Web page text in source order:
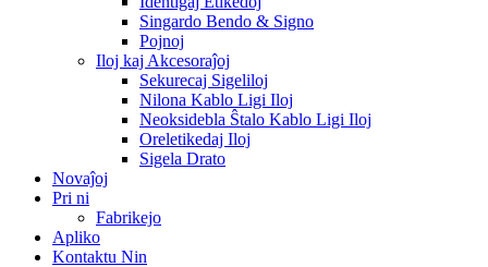
Singardo Bendo & Signo
Pojnoj
Iloj kaj Akcesoraĵoj
Sekurecaj Sigeliloj
Nilona Kablo Ligi Iloj
Neoksidebla Ŝtalo Kablo Ligi Iloj
Oreletikedaj Iloj
Sigela Drato
Novaĵoj
Pri ni
Fabrikejo
Apliko
Kontaktu Nin